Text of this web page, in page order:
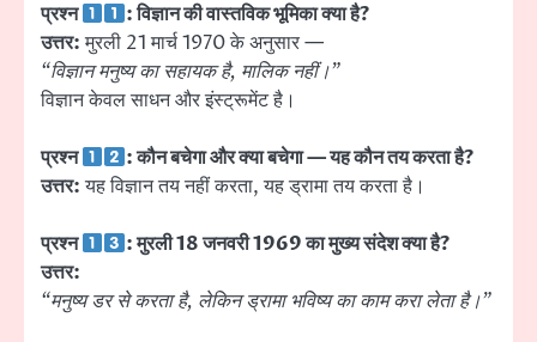
प्रश्न
: विज्ञान की वास्तविक भूमिका क्या है?
उत्तर:मुरली 21 मार्च 1970 के अनुसार —
“विज्ञान मनुष्य का सहायक है, मालिक नहीं।”
विज्ञान केवल साधन और इंस्ट्रूमेंट है।
प्रश्न
: कौन बचेगा और क्या बचेगा — यह कौन तय करता है?
उत्तर:यह विज्ञान तय नहीं करता, यह ड्रामा तय करता है।
प्रश्न
: मुरली 18 जनवरी 1969 का मुख्य संदेश क्या है?
उत्तर:
“मनुष्य डर से करता है, लेकिन ड्रामा भविष्य का काम करा लेता है।”